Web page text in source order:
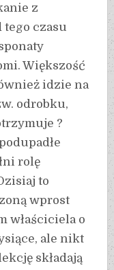
z
tego czasu
Większość
idzie na
odrobku,
?
rolę
to
wprost
właściciela o
ale nikt
składają